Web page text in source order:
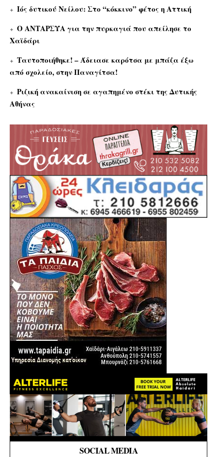
Ιός δυτικού Νείλου: Στο “κόκκινο” φέτος η Αττική
Ο ΑΝΤΑΡΣΥΑ για την πυρκαγιά που απείλησε το
Χαϊδάρι
Ταυτοποιήθηκε! – Άδειασε καρότσα με μπάζα έξω
από σχολείο, στην Παναγίτσα!
Ριζική ανακαίνιση σε αγαπημένο στέκι της Δυτικής
Αθήνας
SOCIAL MEDIA